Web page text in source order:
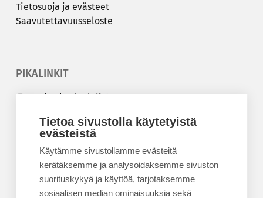
Tietoa sivustolla käytetyistä
evästeistä
Käytämme sivustollamme evästeitä
kerätäksemme ja analysoidaksemme sivuston
suorituskykyä ja käyttöä, tarjotaksemme
sosiaalisen median ominaisuuksia sekä
Tie­to­suo­ja ja eväs­teet
Saa­vu­tet­ta­vuus­se­los­te
PIKALINKIT
Korkeakouluyhdistys
Kesäyliopisto
Epanet
BLOGIT
Kesäyliopiston blogi